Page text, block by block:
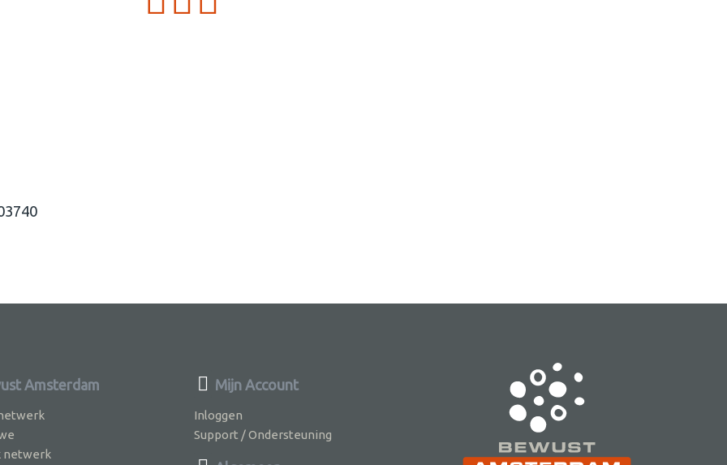
Amsterdam
netwerk
Mijn Account
Inloggen
Support / Ondersteuning